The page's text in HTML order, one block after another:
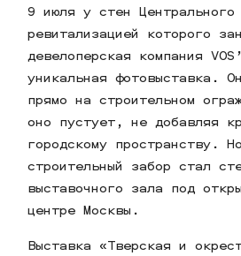
9 июля у стен Центрального
ревитализацией которого
девелоперская компания
уникальная фотовыставка.
прямо на строительном
оно пустует, не добавляя
городскому пространству.
строительный забор стал
выставочного зала под
центре Москвы.
Выставка «Тверская и